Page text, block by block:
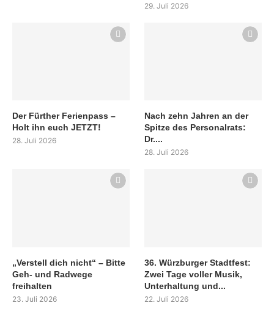
29. Juli 2026
Der Fürther Ferienpass –
Holt ihn euch JETZT!
28. Juli 2026
Nach zehn Jahren an der
Spitze des Personalrats:
Dr....
28. Juli 2026
„Verstell dich nicht“ – Bitte
Geh- und Radwege
freihalten
23. Juli 2026
36. Würzburger Stadtfest:
Zwei Tage voller Musik,
Unterhaltung und...
22. Juli 2026